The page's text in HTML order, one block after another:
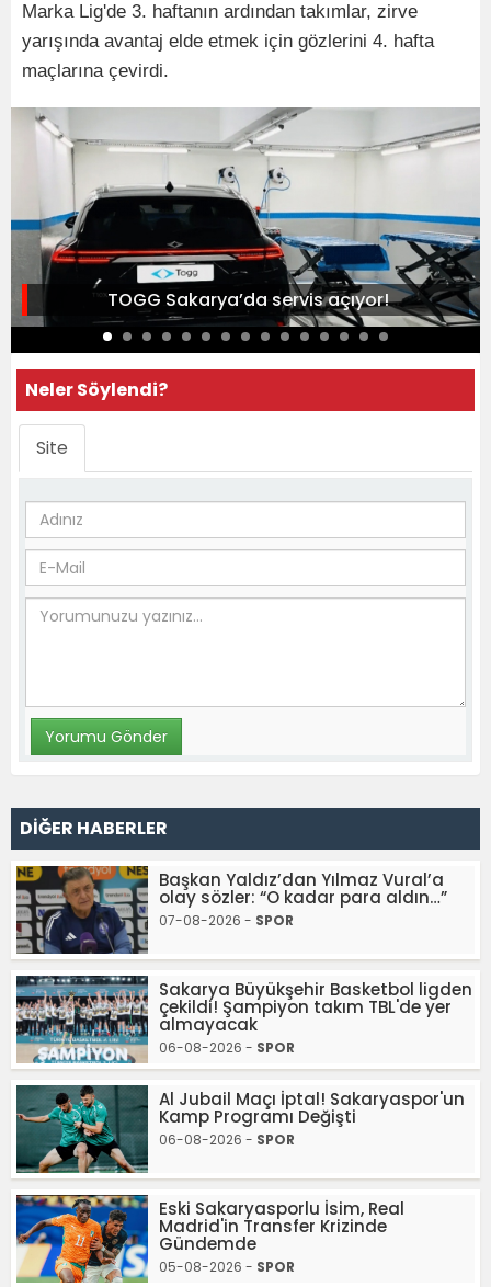
Marka Lig'de 3. haftanın ardından takımlar, zirve
yarışında avantaj elde etmek için gözlerini 4. hafta
maçlarına çevirdi.
TOGG Sakarya’da servis açıyor!
Neler Söylendi?
Site
DİĞER HABERLER
Başkan Yaldız’dan Yılmaz Vural’a
olay sözler: “O kadar para aldın…”
07-08-2026 - SPOR
Sakarya Büyükşehir Basketbol ligden
çekildi! Şampiyon takım TBL'de yer
almayacak
06-08-2026 - SPOR
Al Jubail Maçı İptal! Sakaryaspor'un
Kamp Programı Değişti
06-08-2026 - SPOR
Eski Sakaryasporlu İsim, Real
Madrid'in Transfer Krizinde
Gündemde
05-08-2026 - SPOR